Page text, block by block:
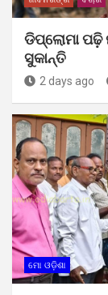
ଡିପ୍ଲୋମା ପଢ଼ି
ସୁକାନ୍ତି
2 days ago
ମୋ ଓଡ଼ିଶା